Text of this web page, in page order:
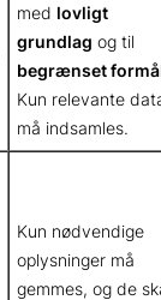
med lovligt
grundlag og til
begrænset
Kun relevante
må indsamles.
Kun nødvendige
oplysninger må
gemmes, og de